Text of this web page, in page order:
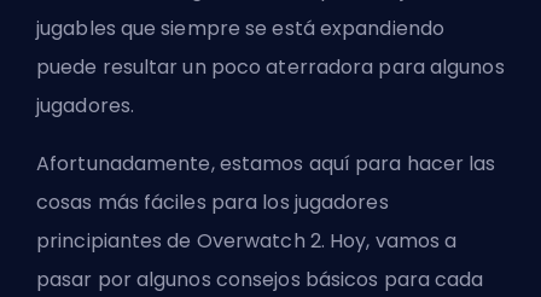
jugables que siempre se está expandiendo
puede resultar un poco aterradora para algunos
jugadores.
Afortunadamente, estamos aquí para hacer las
cosas más fáciles para los jugadores
principiantes de Overwatch 2. Hoy, vamos a
pasar por algunos consejos básicos para cada